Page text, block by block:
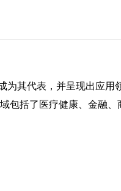
代表，并呈现出应用领
括了医疗健康、金融、